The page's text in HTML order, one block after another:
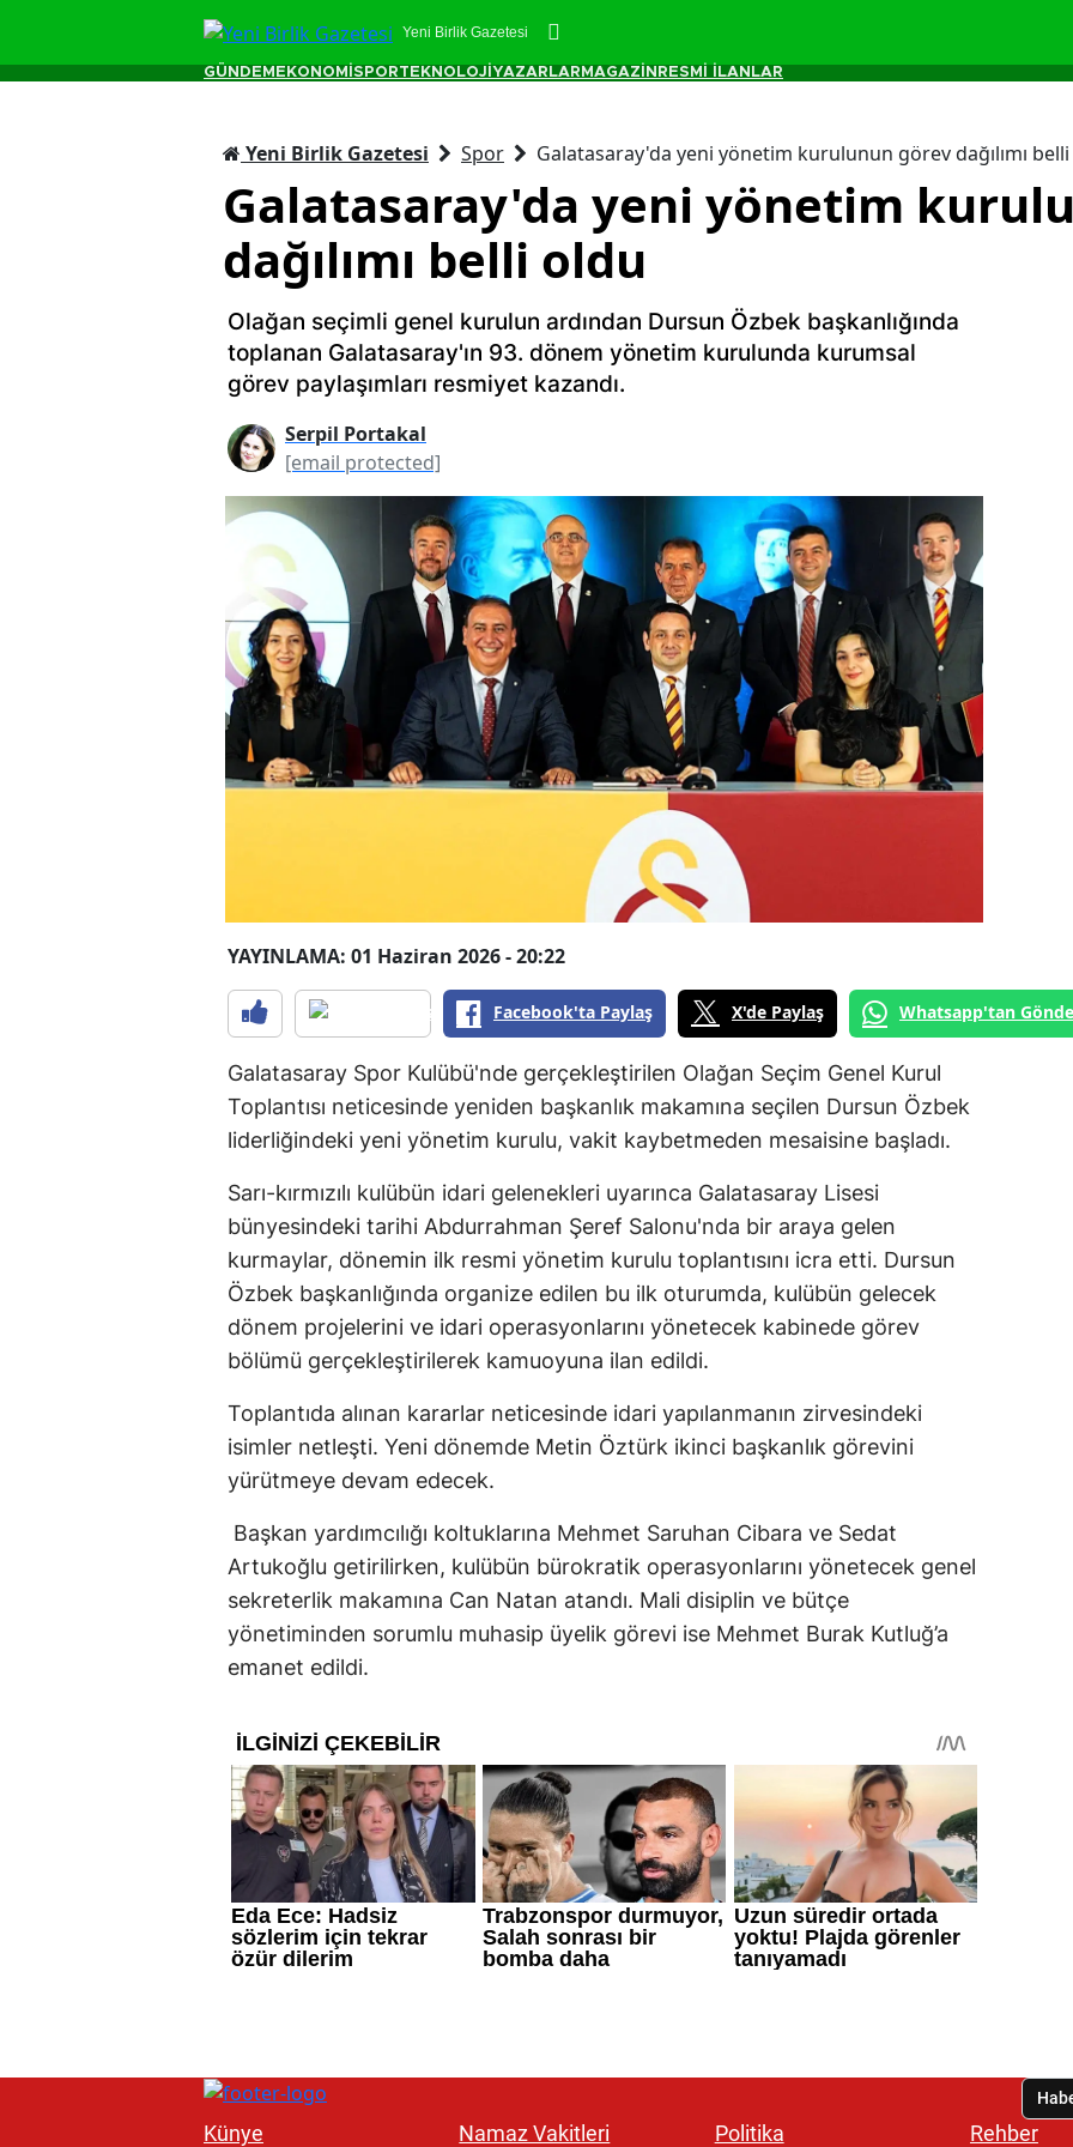
Yeni Birlik Gazetesi
GÜNDEM EKONOMİ SPORTEKNOLOJİ YAZARLAR MAGAZİN RESMİ İLANLAR
Yeni Birlik Gazetesi Spor Galatasaray'da yeni yönetim kurulunun görev dağılımı
Galatasaray'da yeni yönetim
dağılımı belli oldu
Olağan seçimli genel kurulun ardından Dursun Özbek başkanlığında
toplanan Galatasaray'ın 93. dönem yönetim kurulunda kurumsal
görev paylaşımları resmiyet kazandı.
Serpil Portakal
[email protected]
YAYINLAMA: 01 Haziran 2026 - 20:22
Facebook'ta Paylaş X'de Paylaş Whatsapp'tan
Galatasaray Spor Kulübü'nde gerçekleştirilen Olağan Seçim Genel Kurul
Toplantısı neticesinde yeniden başkanlık makamına seçilen Dursun Özbek
liderliğindeki yeni yönetim kurulu, vakit kaybetmeden mesaisine başladı.
Sarı-kırmızılı kulübün idari gelenekleri uyarınca Galatasaray Lisesi
bünyesindeki tarihi Abdurrahman Şeref Salonu'nda bir araya gelen
kurmaylar, dönemin ilk resmi yönetim kurulu toplantısını icra etti. Dursun
Özbek başkanlığında organize edilen bu ilk oturumda, kulübün gelecek
dönem projelerini ve idari operasyonlarını yönetecek kabinede görev
bölümü gerçekleştirilerek kamuoyuna ilan edildi.
Toplantıda alınan kararlar neticesinde idari yapılanmanın zirvesindeki
isimler netleşti. Yeni dönemde Metin Öztürk ikinci başkanlık görevini
yürütmeye devam edecek.
Başkan yardımcılığı koltuklarına Mehmet Saruhan Cibara ve Sedat
Artukoğlu getirilirken, kulübün bürokratik operasyonlarını yönetecek genel
sekreterlik makamına Can Natan atandı. Mali disiplin ve bütçe
yönetiminden sorumlu muhasip üyelik görevi ise Mehmet Burak Kutluğ’a
emanet edildi.
Künye Namaz Vakitleri Politika Rehber